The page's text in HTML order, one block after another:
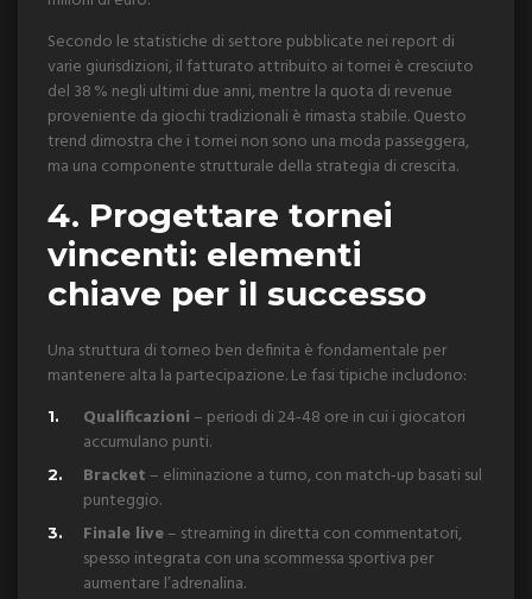
Secondo le statistiche di settore pubblicate nei report di
varie giurisdizioni, il fatturato attribuito ai tornei è cresciuto
del 38 % negli ultimi due anni, mentre la quota di revenue
proveniente da giochi tradizionali è rimasta stabile. Questo
trend dimostra che i tornei non sono una moda passeggera,
ma una componente strutturale della strategia di crescita.
4. Progettare tornei
vincenti: elementi
chiave per il successo
Una struttura di torneo ben definita è fondamentale per
mantenere alta la partecipazione. Le fasi tipiche includono:
Qualificazioni – periodi di 24‑48 ore in cui i giocatori
accumulano punti.
Bracket – eliminazione a turno, con match‑up basati sul
punteggio.
Finale live– streaming in diretta con commentatori,
spesso integrata con una scommessa sportiva per
aumentare l’adrenalina.